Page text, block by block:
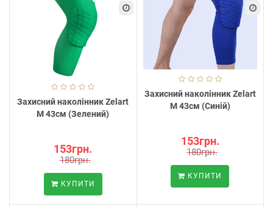
Захисний наколінник Zelart
M 43см (Зелений)
153грн.
180грн.
КУПИТИ
Захисний наколінник Zelart
M 43см (Синій)
153грн.
180грн.
КУПИТИ